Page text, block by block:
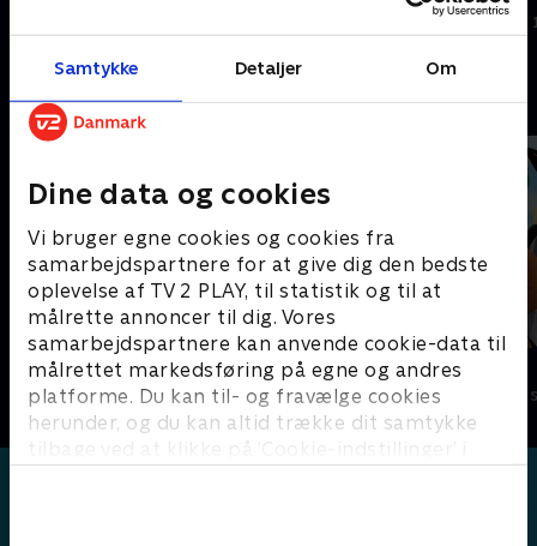
Samtykke Detaljer Om
Dine data og cookies
Vi bruger egne cookies og cookies fra
samarbejdspartnere for at give dig den bedste
oplevelse af TV 2 PLAY, til statistik og til at
målrette annoncer til dig. Vores
samarbejdspartnere kan anvende cookie-data til
målrettet markedsføring på egne og andres
platforme. Du kan til- og fravælge cookies
herunder, og du kan altid trække dit samtykke
tilbage ved at klikke på ’Cookie-indstillinger’ i
cykle eller gå til tandlægen.
Andre så også
Gurli Gris
Børneserier • 4 sæsoner
Bing
Børneserier • 4